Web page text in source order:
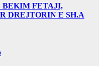
BEKIM FETAJI,
DREJTORIN E SH.A